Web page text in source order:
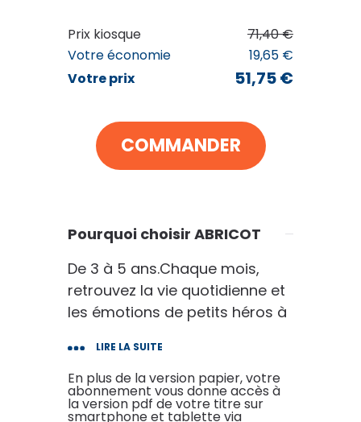
Prix kiosque
71,40 €
Votre économie
19,65 €
Votre prix
51,75 €
COMMANDER
Pourquoi choisir ABRICOT
De 3 à 5 ans.Chaque mois,
retrouvez la vie quotidienne et
les émotions de petits héros à
des chansons et des jeux pour
s'amuser, interagir et devenir
futé, et une rubrique destinée
LIRE LA SUITE
En plus de la version papier, votre
abonnement vous donne accès à
la version pdf de votre titre sur
smartphone et tablette via
ABRICOT
VOIR MON PANIER